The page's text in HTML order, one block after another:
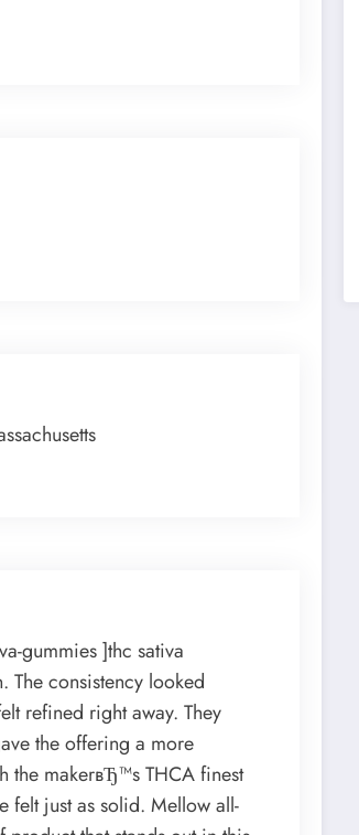
gummies ]thc sativa
The consistency looked
refined right away. They
the offering a more
the makerвЂ™s THCA finest
felt just as solid. Mellow all-